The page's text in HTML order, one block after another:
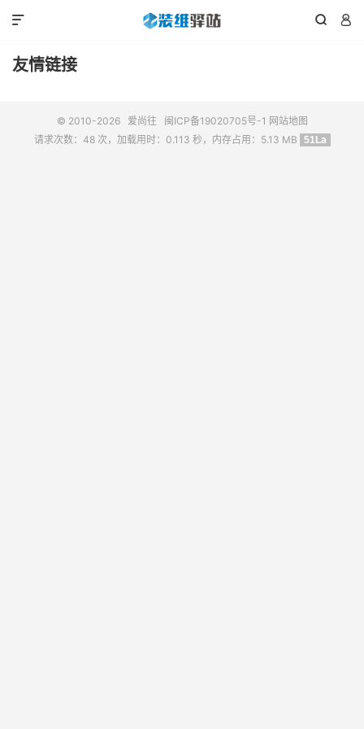
 

友情链接
© 2010-2026 爱尚往 闽ICP备19020705号-1 网站地图
请求次数：48 次，加载用时：0.113 秒，内存占用：5.13 MB
51La